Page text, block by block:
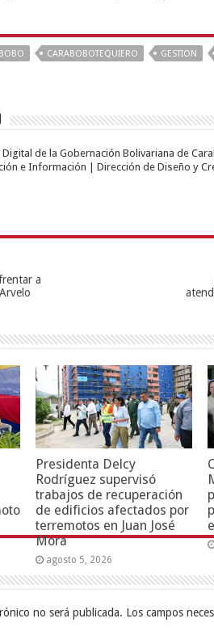
CARABOBOTEQUIERO GESTION
Digital de la Gobernación Bolivariana de
e Información | Dirección de Diseño y
a
Presidenta Delcy
Rodríguez supervisó
trabajos de recuperación
de edificios afectados por
terremotos en Juan José
Mora
agosto 5, 2026
no será publicada. Los campos